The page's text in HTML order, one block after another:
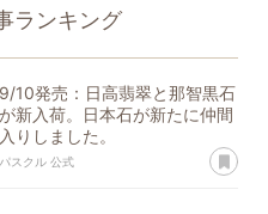
ランキング
9/10発売：日高翡翠と那智黒石
が新入荷。日本石が新たに仲間
入りしました。
パスクル 公式 あ